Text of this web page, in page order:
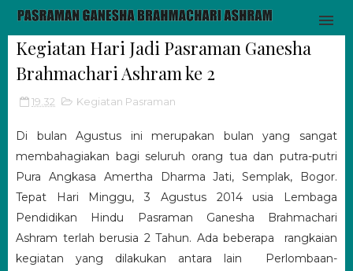
Kegiatan Hari Jadi Pasraman Ganesha
Brahmachari Ashram ke 2
19.32 Kegiatan Pasraman
Di bulan Agustus ini merupakan bulan yang sangat
membahagiakan bagi seluruh orang tua dan putra-putri
Pura Angkasa Amertha Dharma Jati, Semplak, Bogor.
Tepat Hari Minggu, 3 Agustus 2014 usia Lembaga
Pendidikan Hindu Pasraman Ganesha Brahmachari
Ashram terlah berusia 2 Tahun. Ada beberapa rangkaian
kegiatan yang dilakukan antara lain Perlombaan-